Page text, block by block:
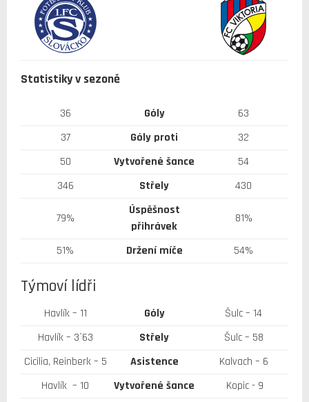
Statistiky v sezoně
36 Góly
63
37
Góly proti
32
50
Vytvořené šance
54
346
Střely 430
79%
Úspěšnost
přihrávek
81%
51% Držení míče 54%
Týmoví lídři
Havlík – 11 Góly
Šulc – 14
Havlík – 3´63
Střely
Šulc – 58
Cicilia, Reinberk – 5
Asistence
Kalvach – 6
Havlík – 10
Vytvořené šance Kopic - 9